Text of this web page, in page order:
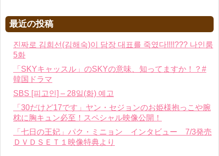
最近の投稿
진짜로 김희선(김해숙)이 담장 대표를 죽였다!!!!??? 나인룸
5화
「SKYキャッスル」のSKYの意味、知ってますか！？#
韓国ドラマ
SBS [피고인] – 28일(화) 예고
「30だけど17です」ヤン・セジョンのお姫様抱っこや腕
枕に胸キュン必至！スペシャル映像公開！
「七日の王妃」パク・ミニョン インタビュー 7/3発売
ＤＶＤＳＥＴ１映像特典より